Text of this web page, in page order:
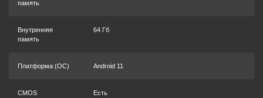
память
Внутренняя
память
64 Гб
Платформа (OC) Android 11
CMOS Есть